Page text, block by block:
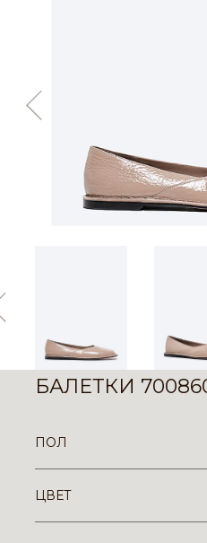
БАЛЕТКИ
ПОЛ
ЦВЕТ